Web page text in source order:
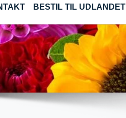
BESTIL TIL UDLANDET